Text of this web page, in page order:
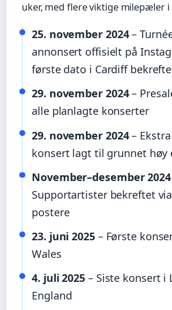
uker, med flere viktige milepæler i
25. november 2024–
annonsert offisielt på
første dato i Cardiff
29. november 2024–
alle planlagte konserter
29. november 2024–
konsert lagt til grunnet høy
November–desember 2024
Supportartister bekreftet
postere
23. juni 2025– Første
Wales
4. juli 2025 – Siste konsert i
England